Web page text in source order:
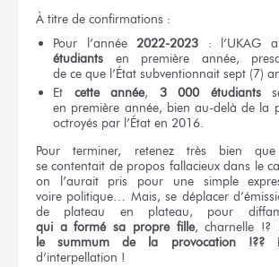
À titre de confirmations :
Pour l’année2022-2023 : l’UKAG a
étudiants
en première année,
de ce que l’État subventionnaitsept (7)
Et cette année, 3 000étudiants
en première année, bien au-delàde la
octroyés par l’État en 2016.
Pour terminer, retenez très bien
se contentait de propos fallacieuxdans le
on l’auraitpris pour une simple
voire politique… Mais,se déplacer
de plateau
en plateau, pour
qui a formé sa proprefille,charnelle !?
le summum
de la provocation !??
d’interpellation !